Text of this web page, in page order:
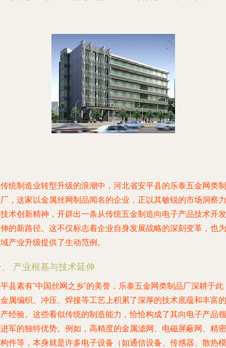
统制造业转型升级的浪潮中，河北省安平县的乐泰五金网类制
，这家以金属丝网制品闻名的企业，正以其敏锐的市场洞察力
术创新精神，开辟出一条从传统五金制造向电子产品技术开发
的新路径。这不仅标志着企业自身发展战略的深刻变革，也为
产业升级提供了生动范例。
产业根基与技术延伸
县素有“中国丝网之乡”的美誉，乐泰五金网类制品厂深耕于此
属编织、冲压、焊接等工艺上积累了深厚的技术底蕴和丰富的
经验。这些看似传统的制造能力，恰恰构成了其向电子产品领
军的独特优势。例如，高精度的金属滤网、电磁屏蔽网、精密
件等，本身就是许多电子设备（如通信设备、传感器、散热模